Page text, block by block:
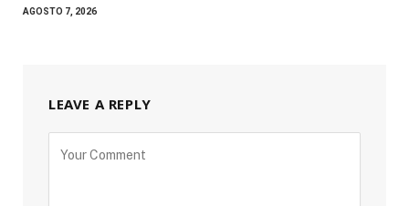
AGOSTO 7, 2026
LEAVE A REPLY